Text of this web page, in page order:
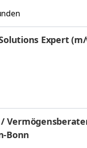
Expert
/
Bonn